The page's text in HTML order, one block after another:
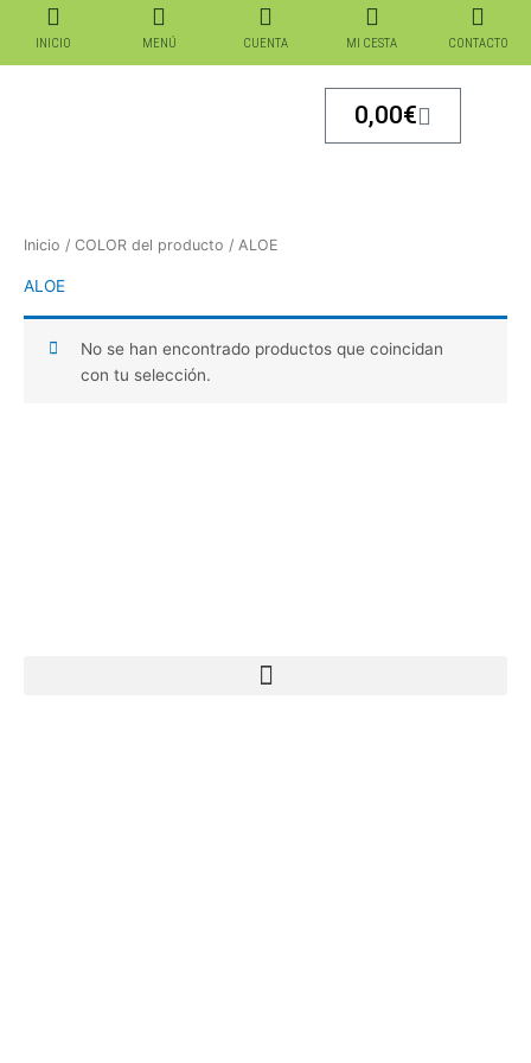
contenido
INICIO MENÚ CUENTA MI CESTA CONTACTO
0,00€Carrito
Inicio / COLOR del producto / ALOE
ALOE
No se han encontrado productos que coincidan
con tu selección.